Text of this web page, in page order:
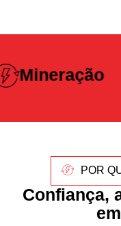
POR
Confiança,
em